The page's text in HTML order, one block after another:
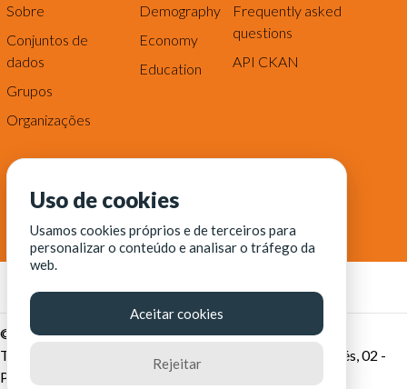
Sobre
Conjuntos de
dados
Grupos
Organizações
Demography
Economy
Education
Frequently asked
questions
API CKAN
© Fortaleza Digital || CITINOVA - Fundação de Ciência,
Tecnologia e Inovação de Fortaleza - Rua dos Tremembés, 02 -
Praia de Iracema - Fortaleza-CE
Uso de cookies
Usamos cookies próprios e de terceiros para
personalizar o conteúdo e analisar o tráfego da
web.
Aceitar cookies
Rejeitar